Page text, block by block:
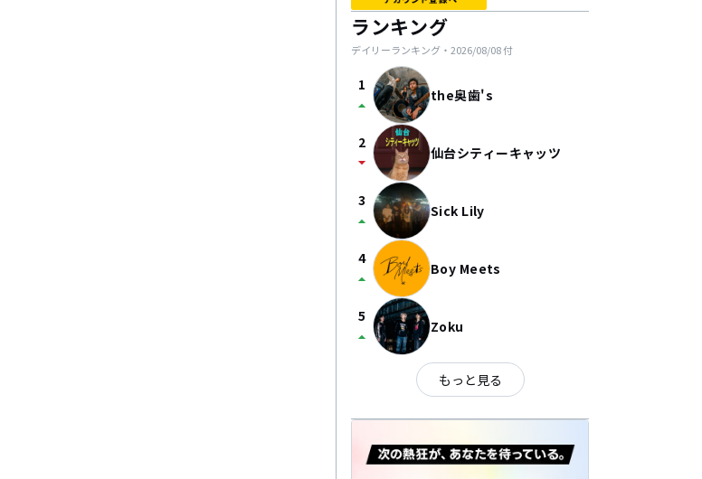
ランキング
デイリーランキング・ 2026/08/08付
1
arrow_drop_up the奥歯's
2
arrow_drop_down 仙台シティーキャッツ
3
arrow_drop_up Sick Lily
4
arrow_drop_up Boy Meets
5
arrow_drop_up Zoku
もっと見る